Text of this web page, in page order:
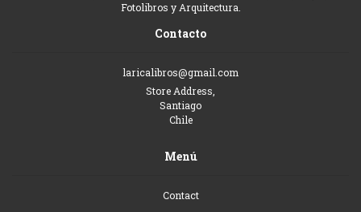
Fotolibros y Arquitectura.
Contacto
laricalibros@gmail.com
Store Address,
Santiago
Chile
Menú
Contact